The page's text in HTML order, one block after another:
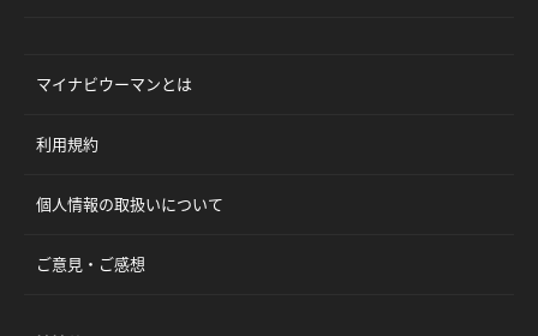
マイナビウーマンとは
利用規約
個人情報の取扱いについて
ご意見・ご感想